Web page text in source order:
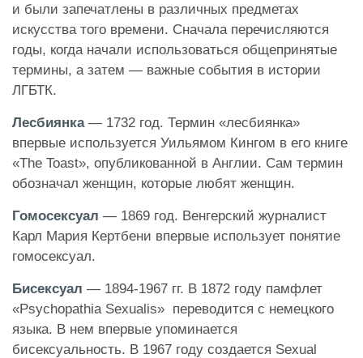
и были запечатлены в различных предметах
искусства того времени. Сначала перечисляются
годы, когда начали использоваться общепринятые
термины, а затем — важные события в истории
ЛГБТК.
Лесбиянка— 1732 год. Термин «лесбиянка»
впервые используется Уильямом Кингом в его книге
«The Toast», опубликованной в Англии. Сам термин
обозначал женщин, которые любят женщин.
Гомосексуал — 1869 год. Венгерский журналист
Карл Мария Кертбени впервые использует понятие
гомосексуал.
Бисексуал — 1894-1967 гг. В 1872 году памфлет
«Psychopathia Sexualis» переводится с немецкого
языка. В нем впервые упоминается
бисексуальность. В 1967 году создается Sexual